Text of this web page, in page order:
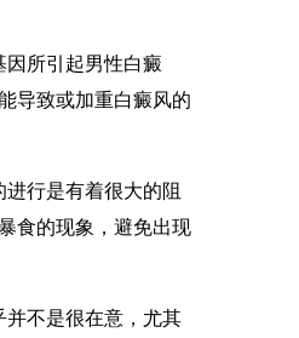
所引起男性白癜
导致或加重白癜风的
行是有着很大的阻
食的现象，避免出现
不是很在意，尤其